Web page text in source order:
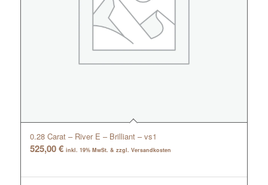
0.28 Carat – River E – Brilliant – vs1
525,00€ inkl. 19% MwSt. & zzgl. Versandkosten